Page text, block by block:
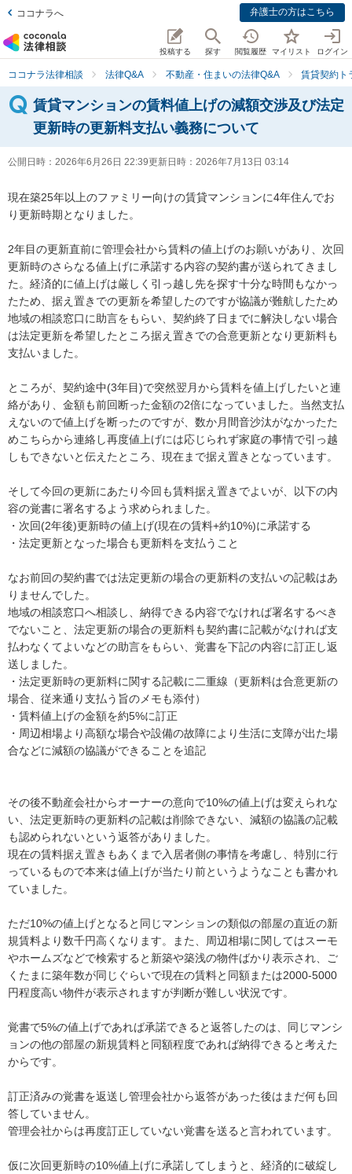
ココナラへ 弁護士の方はこちら
投稿する 探す 閲覧履歴 マイリスト ログイン
ココナラ法律相談 法律Q&A 不動産・住まいの法律Q&A 賃貸契約ト
賃貸マンションの賃料値上げの減額交渉及び法定
更新時の更新料支払い義務について
公開日時： 2026年6月26日 22:39更新日時： 2026年7月13日 03:14
現在築25年以上のファミリー向けの賃貸マンションに4年住んでお
り更新時期となりました。
2年目の更新直前に管理会社から賃料の値上げのお願いがあり、次回
更新時のさらなる値上げに承諾する内容の契約書が送られてきまし
た。経済的に値上げは厳しく引っ越し先を探す十分な時間もなかっ
たため、据え置きでの更新を希望したのですが協議が難航したため
地域の相談窓口に助言をもらい、契約終了日までに解決しない場合
は法定更新を希望したところ据え置きでの合意更新となり更新料も
支払いました。
ところが、契約途中(3年目)で突然翌月から賃料を値上げしたいと連
絡があり、金額も前回断った金額の2倍になっていました。当然支払
えないので値上げを断ったのですが、数か月間音沙汰がなかったた
めこちらから連絡し再度値上げには応じられず家庭の事情で引っ越
しもできないと伝えたところ、現在まで据え置きとなっています。
そして今回の更新にあたり今回も賃料据え置きでよいが、以下の内
容の覚書に署名するよう求められました。
・次回(2年後)更新時の値上げ(現在の賃料+約10%)に承諾する
・法定更新となった場合も更新料を支払うこと
なお前回の契約書では法定更新の場合の更新料の支払いの記載はあ
りませんでした。
地域の相談窓口へ相談し、納得できる内容でなければ署名するべき
でないこと、法定更新の場合の更新料も契約書に記載がなければ支
払わなくてよいなどの助言をもらい、覚書を下記の内容に訂正し返
送しました。
・法定更新時の更新料に関する記載に二重線（更新料は合意更新の
場合、従来通り支払う旨のメモも添付）
・賃料値上げの金額を約5%に訂正
・周辺相場より高額な場合や設備の故障により生活に支障が出た場
合などに減額の協議ができることを追記
その後不動産会社からオーナーの意向で10%の値上げは変えられな
い、法定更新時の更新料の記載は削除できない、減額の協議の記載
も認められないという返答がありました。
現在の賃料据え置きもあくまで入居者側の事情を考慮し、特別に行
っているもので本来は値上げが当たり前というようなことも書かれ
ていました。
ただ10%の値上げとなると同じマンションの類似の部屋の直近の新
規賃料より数千円高くなります。また、周辺相場に関してはスーモ
やホームズなどで検索すると新築や築浅の物件ばかり表示され、ご
くたまに築年数が同じぐらいで現在の賃料と同額または2000-5000
円程度高い物件が表示されますが判断が難しい状況です。
覚書で5%の値上げであれば承諾できると返答したのは、同じマンシ
ョンの他の部屋の新規賃料と同額程度であれば納得できると考えた
からです。
訂正済みの覚書を返送し管理会社から返答があった後はまだ何も回
答していません。
管理会社からは再度訂正していない覚書を送ると言われています。
仮に次回更新時の10%値上げに承諾してしまうと、経済的に破綻し